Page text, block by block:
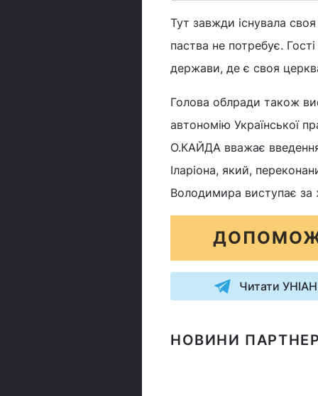
Тут завжди існувала
паства не потребує.
держави, де є своя
Голова облради також
автономію Української
О.КАЙДА вважає
Іларіона, який,
Володимира виступає за
Читати
НОВИНИ